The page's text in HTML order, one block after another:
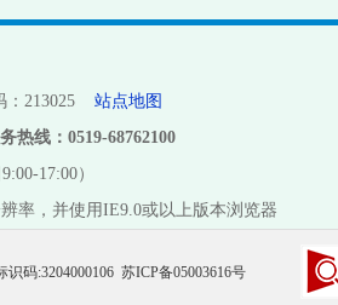
：213025 站点地图
热线：0519-68762100
17:00）
率，并使用IE9.0或以上版本浏览器
识码:3204000106 苏ICP备05003616号